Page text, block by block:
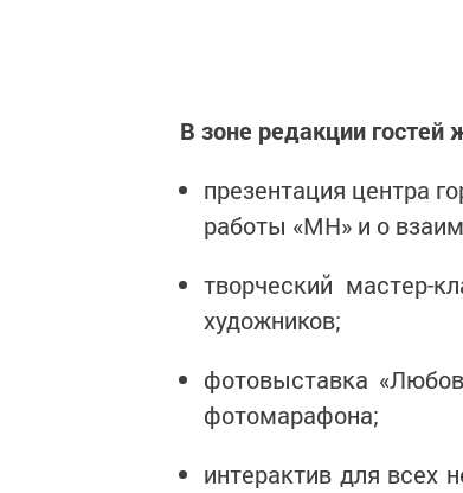
В зоне редакции гостей
презентация центра
работы «МН» и о
творческий мастер-
художников;
фотовыставка
фотомарафона;
интерактив для всех